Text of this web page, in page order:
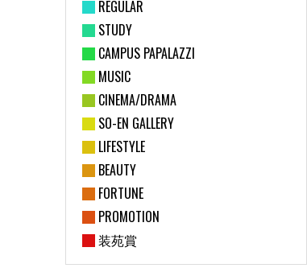
REGULAR
STUDY
CAMPUS PAPALAZZI
MUSIC
CINEMA/DRAMA
SO-EN GALLERY
LIFESTYLE
BEAUTY
FORTUNE
PROMOTION
装苑賞